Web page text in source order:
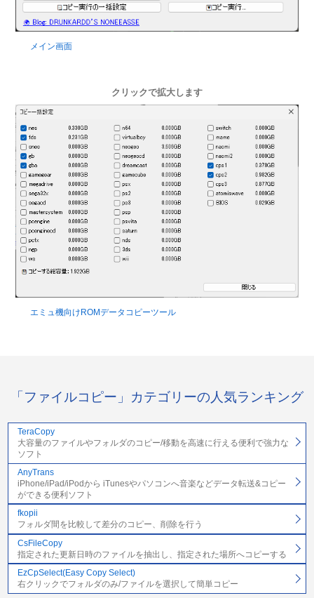
メイン画面
クリックで拡大します
エミュ機向けROMデータコピーツール
「ファイルコピー」カテゴリーの人気ランキング
TeraCopy
大容量のファイルやフォルダのコピー/移動を高速に行える便利で強力な
ソフト
AnyTrans
iPhone/iPad/iPodから iTunesやパソコンへ音楽などデータ転送&コピー
ができる便利ソフト
fkopii
フォルダ間を比較して差分のコピー、削除を行う
CsFileCopy
指定された更新日時のファイルを抽出し、指定された場所へコピーする
EzCpSelect(Easy Copy Select)
右クリックでフォルダのみ/ファイルを選択して簡単コピー